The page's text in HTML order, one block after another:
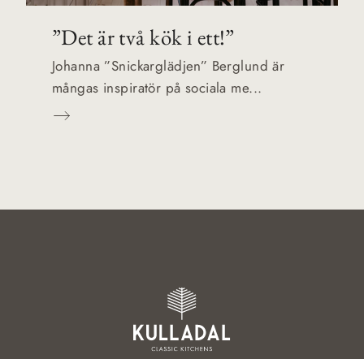
”Det är två kök i ett!”
Johanna ”Snickarglädjen” Berglund är
mångas inspiratör på sociala me...